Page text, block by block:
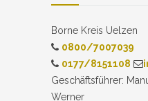
Borne Kreis Uelzen
0800/7007039
0177/8151108
Geschäftsführer:
Werner